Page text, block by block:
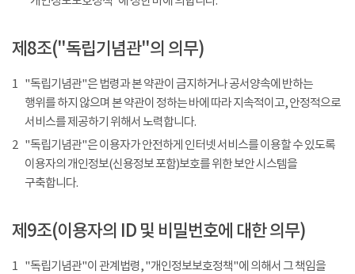
제8조("독립기념관"의 의무)
1 "독립기념관"은 법령과 본 약관이 금지하거나 공서양속에 반하는
행위를 하지 않으며 본 약관이 정하는 바에 따라 지속적이고, 안정적으로
서비스를 제공하기 위해서 노력합니다.
2 "독립기념관"은 이용자가 안전하게 인터넷 서비스를 이용할 수 있도록
이용자의 개인정보(신용정보 포함)보호를 위한 보안 시스템을
구축합니다.
제9조(이용자의 ID 및 비밀번호에 대한 의무)
1 "독립기념관"이 관계법령, "개인정보보호정책"에 의해서 그 책임을